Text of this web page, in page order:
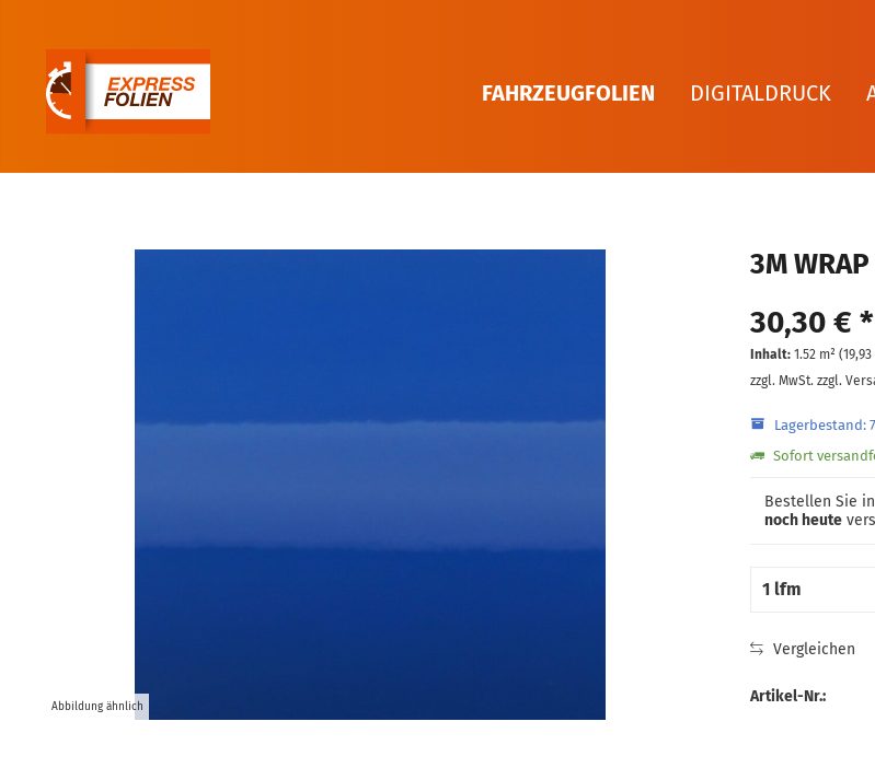
FAHRZEUGFOLIEN DIGITALDRUCK
Abbildung ähnlich
3M
30,30 € *
Inhalt: 1.52 m² (19,93
zzgl. MwSt. zzgl.
Lagerbestand:
Sofort
Bestellen Sie
noch heute
Vergleichen
Artikel-Nr.: